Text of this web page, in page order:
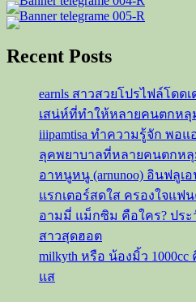
Onlyfans
Recent Posts
earnls สาวสวยโปรไฟล์โดด
เสน่ห์ที่ทำให้หลายคนตกหลุ
iiipamtisa ทำความรู้จัก พอ
ลุคพยาบาลที่หลายคนตกห
อาหนูหนู (arnunoo) อินฟลูเ
แรกเตอร์สดใส ครองใจแ
อามมี่ แม็กซิม คือใคร? ประ
สาวสุดฮอต
milkyth หรือ น้องมิ้ว
แส